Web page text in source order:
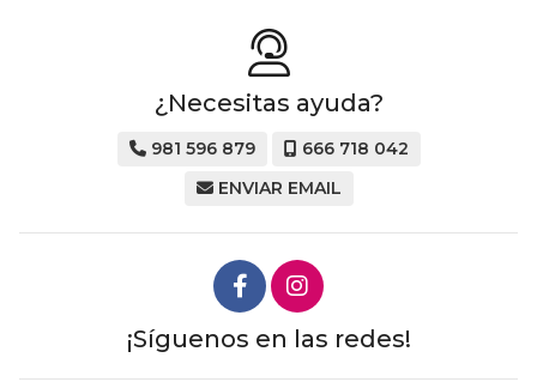
¿Necesitas ayuda?
981 596 879
666 718 042
ENVIAR EMAIL
¡Síguenos en las redes!